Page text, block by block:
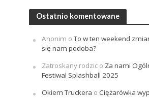
Ostatnio komentowane
Anonim oTo w ten weekend
się nam podoba?
Zatroskany rodzico Za nami
Festiwal Splashball 2025
Okiem Truckera o Ciężarówka